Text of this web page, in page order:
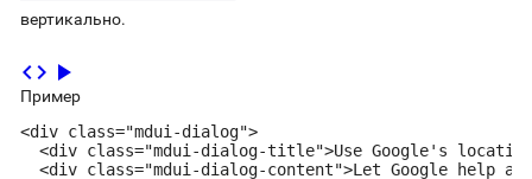
вертикально.
code play_arrow
Пример
<div class="mdui-dialog">
<div class="mdui-dialog-title">Use Google's
<div class="mdui-dialog-content">Let Google help